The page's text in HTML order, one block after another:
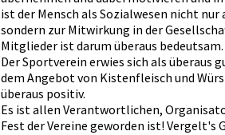
ist der Mensch als Sozialwesen nicht
sondern zur Mitwirkung in der
Mitglieder ist darum überaus bedeutsam.
Der Sportverein erwies sich als überaus
dem Angebot von Kistenfleisch und
überaus positiv.
Es ist allen Verantwortlichen,
Fest der Vereine geworden ist! Vergelt's